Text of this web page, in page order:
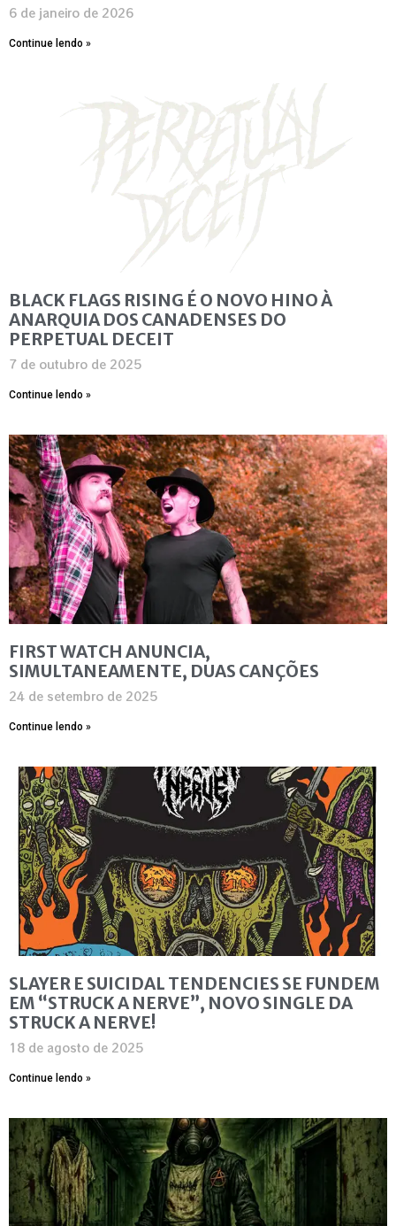
6 de janeiro de 2026
Continue lendo »
BLACK FLAGS RISING É O NOVO HINO À
ANARQUIA DOS CANADENSES DO
PERPETUAL DECEIT
7 de outubro de 2025
Continue lendo »
FIRST WATCH ANUNCIA,
SIMULTANEAMENTE, DUAS CANÇÕES
24 de setembro de 2025
Continue lendo »
SLAYER E SUICIDAL TENDENCIES SE FUNDEM
EM “STRUCK A NERVE”, NOVO SINGLE DA
STRUCK A NERVE!
18 de agosto de 2025
Continue lendo »